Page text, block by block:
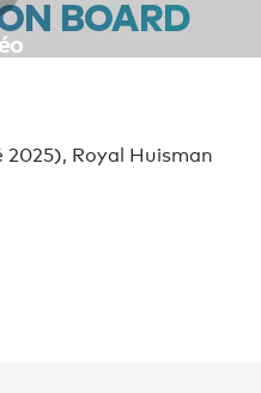
BOARD
Royal Huisman